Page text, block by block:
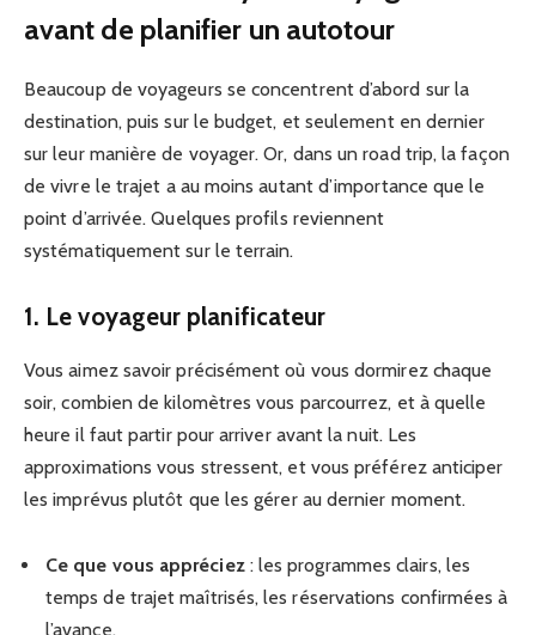
avant de planifier un autotour
Beaucoup de voyageurs se concentrent d’abord sur la
destination, puis sur le budget, et seulement en dernier
sur leur manière de voyager. Or, dans un road trip, la façon
de vivre le trajet a au moins autant d’importance que le
point d’arrivée. Quelques profils reviennent
systématiquement sur le terrain.
1. Le voyageur planificateur
Vous aimez savoir précisément où vous dormirez chaque
soir, combien de kilomètres vous parcourrez, et à quelle
heure il faut partir pour arriver avant la nuit. Les
approximations vous stressent, et vous préférez anticiper
les imprévus plutôt que les gérer au dernier moment.
Ce que vous appréciez: les programmes clairs, les
temps de trajet maîtrisés, les réservations confirmées à
l’avance.